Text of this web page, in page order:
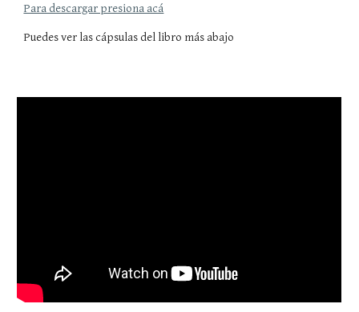
Para descargar presiona acá
Puedes ver las cápsulas del libro más abajo